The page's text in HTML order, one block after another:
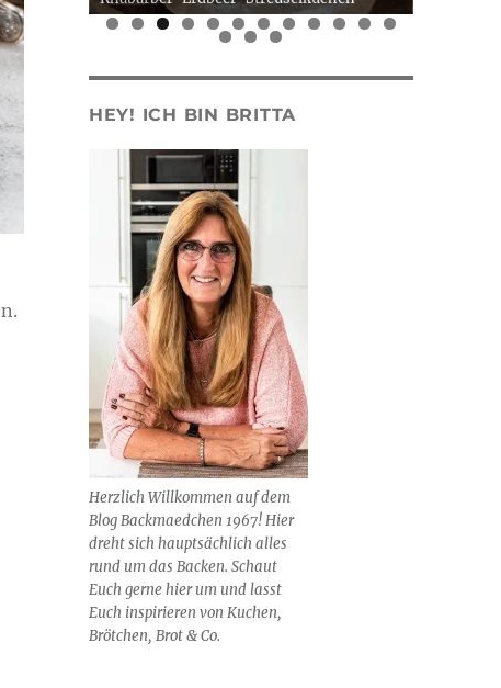
0
1 2
3 4 5
HEY! ICH BIN BRITTA
Herzlich Willkommen auf dem
Blog Backmaedchen 1967! Hier
dreht sich hauptsächlich alles
rund um das Backen. Schaut
Euch gerne hier um und lasst
Euch inspirieren von Kuchen,
Brötchen, Brot & Co.